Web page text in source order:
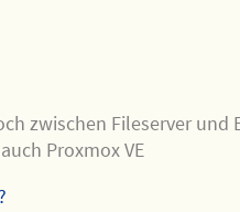
zwischen Fileserver und
Proxmox VE